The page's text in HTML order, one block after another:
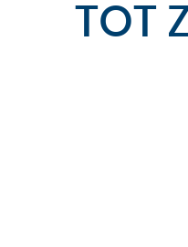
TOT